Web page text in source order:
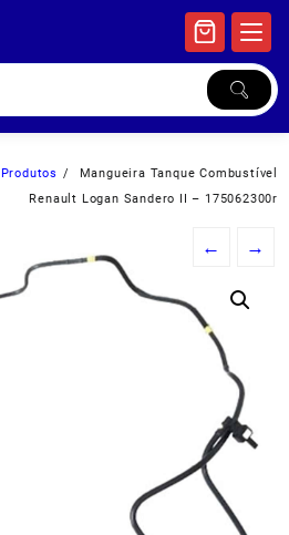
Produtos
Mangueira Tanque Combustível
Renault Logan Sandero II – 175062300r
← →